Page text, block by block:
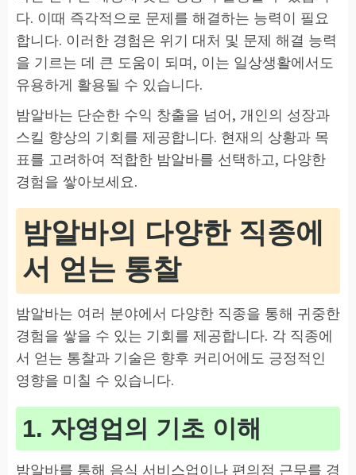
다. 이때 즉각적으로 문제를 해결하는 능력이 필요
합니다. 이러한 경험은 위기 대처 및 문제 해결 능력
을 기르는 데 큰 도움이 되며, 이는 일상생활에서도
유용하게 활용될 수 있습니다.
밤알바는 단순한 수익 창출을 넘어, 개인의 성장과
스킬 향상의 기회를 제공합니다. 현재의 상황과 목
표를 고려하여 적합한 밤알바를 선택하고, 다양한
경험을 쌓아보세요.
밤알바의 다양한 직종에
서 얻는 통찰
밤알바는 여러 분야에서 다양한 직종을 통해 귀중한
경험을 쌓을 수 있는 기회를 제공합니다. 각 직종에
서 얻는 통찰과 기술은 향후 커리어에도 긍정적인
영향을 미칠 수 있습니다.
1. 자영업의 기초 이해
밤알바를 통해 음식 서비스업이나 편의점 근무를 경